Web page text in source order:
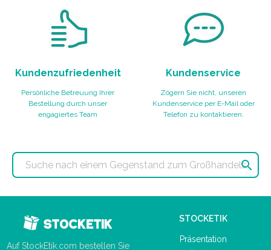
Kundenzufriedenheit
Persönliche Betreuung Ihrer
Bestellung durch unser
engagiertes Team
Kundenservice
Zögern Sie nicht, unseren
Kundenservice per E-Mail oder
Telefon zu kontaktieren.

Auf StockEtik.com bestellen Sie
STOCKETIK
Präsentation